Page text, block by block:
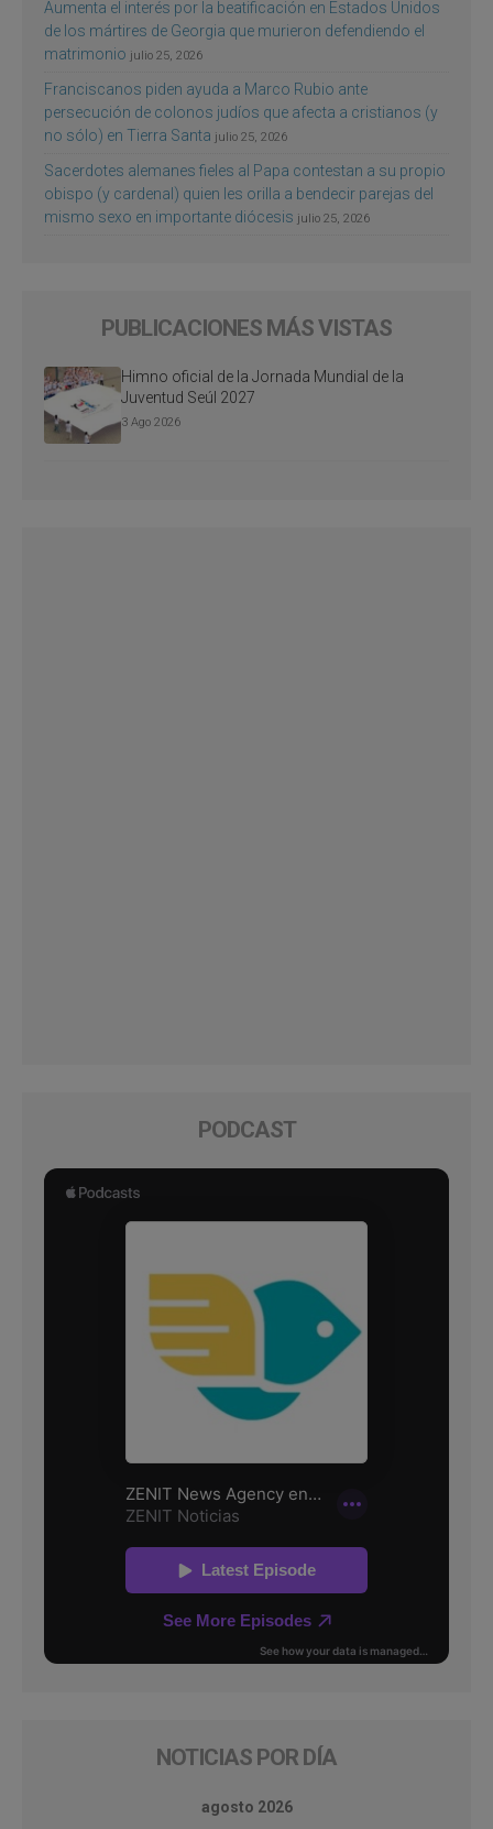
Aumenta el interés por la beatificación en Estados Unidos
de los mártires de Georgia que murieron defendiendo el
matrimonio julio 25, 2026
Franciscanos piden ayuda a Marco Rubio ante
persecución de colonos judíos que afecta a cristianos (y
no sólo) en Tierra Santa julio 25, 2026
Sacerdotes alemanes fieles al Papa contestan a su propio
obispo (y cardenal) quien les orilla a bendecir parejas del
mismo sexo en importante diócesis julio 25, 2026
PUBLICACIONES MÁS VISTAS
Himno oficial de la Jornada Mundial de la
Juventud Seúl 2027
3 Ago 2026
PODCAST
NOTICIAS POR DÍA
agosto 2026